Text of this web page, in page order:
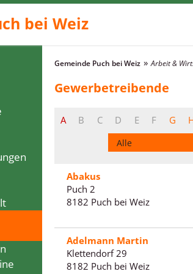
bei Weiz
Gemeinde Puch bei Weiz Arbeit &
Gewerbetreibende
A B C D E F G
Abakus
Puch 2
8182 Puch bei Weiz
Adelmann Martin
Klettendorf 29
8182 Puch bei Weiz